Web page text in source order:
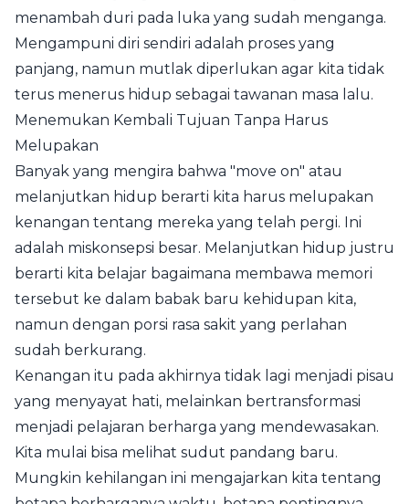
menambah duri pada luka yang sudah menganga.
Mengampuni diri sendiri adalah proses yang
panjang, namun mutlak diperlukan agar kita tidak
terus menerus hidup sebagai tawanan masa lalu.
Menemukan Kembali Tujuan Tanpa Harus
Melupakan
Banyak yang mengira bahwa "move on" atau
melanjutkan hidup berarti kita harus melupakan
kenangan tentang mereka yang telah pergi. Ini
adalah miskonsepsi besar. Melanjutkan hidup justru
berarti kita belajar bagaimana membawa memori
tersebut ke dalam babak baru kehidupan kita,
namun dengan porsi rasa sakit yang perlahan
sudah berkurang.
Kenangan itu pada akhirnya tidak lagi menjadi pisau
yang menyayat hati, melainkan bertransformasi
menjadi pelajaran berharga yang mendewasakan.
Kita mulai bisa melihat sudut pandang baru.
Mungkin kehilangan ini mengajarkan kita tentang